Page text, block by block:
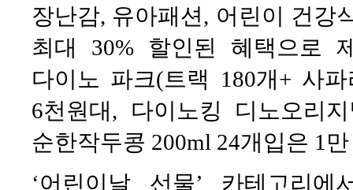
장난감, 유아패션, 어린이 건강
최대 30% 할인된 혜택으로
다이노 파크(트랙 180개+ 사
6천원대, 다이노킹 디노오리
순한작두콩 200ml 24개입은 1
‘어린이날 선물’ 카테고리